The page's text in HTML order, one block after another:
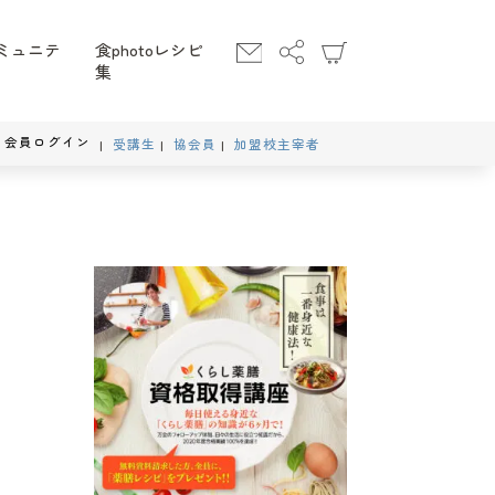
ュニテ
食photoレシピ
集
会員ログイン 受講生 協会員 加盟校主宰者